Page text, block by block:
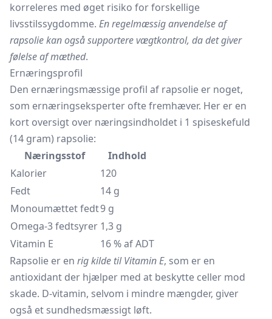
korreleres med øget risiko for forskellige
livsstilssygdomme. En regelmæssig anvendelse af
rapsolie kan også supportere vægtkontrol, da det giver
følelse af mæthed.
Ernæringsprofil
Den ernæringsmæssige profil af rapsolie er noget,
som ernæringseksperter ofte fremhæver. Her er en
kort oversigt over næringsindholdet i 1 spiseskefuld
(14 gram) rapsolie:
Næringsstof
Indhold
Kalorier
120
Fedt
14 g
Monoumættet fedt9 g
Omega-3 fedtsyrer 1,3 g
Vitamin E
16 % af ADT
Rapsolie er en rig kilde til Vitamin E, som er en
antioxidant der hjælper med at beskytte celler mod
skade. D-vitamin, selvom i mindre mængder, giver
også et sundhedsmæssigt løft.